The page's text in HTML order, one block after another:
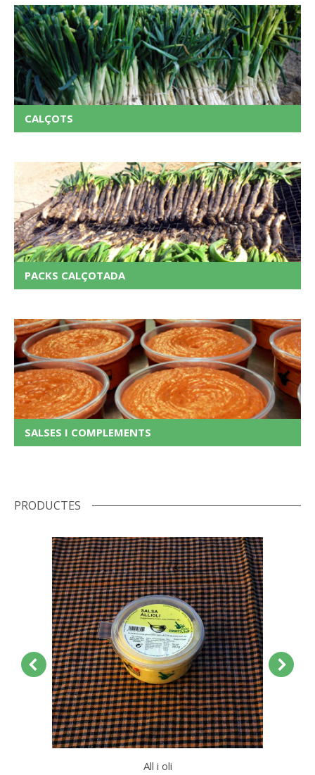
CALÇOTS
PACKS CALÇOTADA
SALSES I COMPLEMENTS
PRODUCTES
All i oli